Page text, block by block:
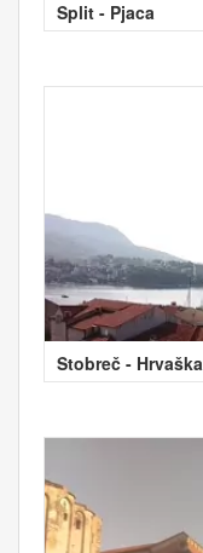
Split - Pjaca
Stobreč - Hrvaška